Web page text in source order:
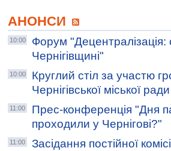
АНОНСИ
10:00
Форум
Чернігівщині"
10:00
Круглий стіл за участю
Чернігівської міської ради
11:00
Прес-конференція "Дня
проходили у Чернігові?"
11:00
Засідання постійної